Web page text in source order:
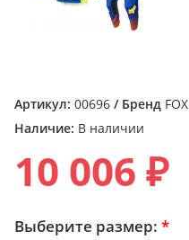
Артикул: 00696 / Бренд FOX
Наличие: В наличии
10 006 ₽
Выберите размер: *